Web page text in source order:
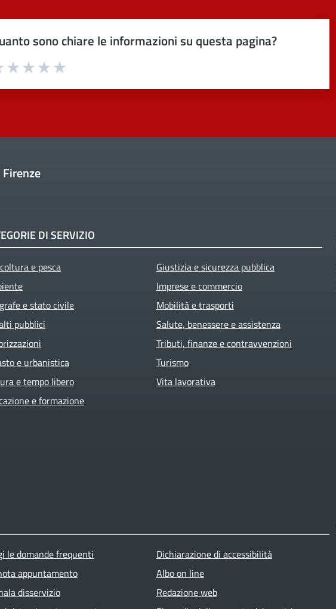
sono chiare le informazioni su questa pagina?
Valuta 4 stelle su 5
Valuta 3 stelle su 5
Valuta 2 stelle su 5
Valuta 1 stelle su 5
DI SERVIZIO
e pesca
e stato civile
pubblici
e urbanistica
e tempo libero
e formazione
Giustizia e sicurezza pubblica
Imprese e commercio
Mobilità e trasporti
Salute, benessere e assistenza
Tributi, finanze e contravvenzioni
Turismo
Vita lavorativa
menu
le domande frequenti
appuntamento
disservizio
Dichiarazione di accessibilità
Albo on line
Redazione web